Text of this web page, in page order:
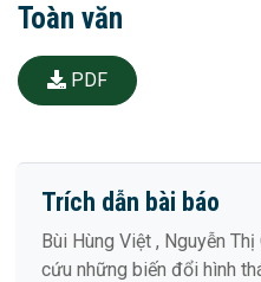
Toàn văn
PDF
Trích dẫn bài báo
Bùi Hùng Việt , Nguyễn
cứu những biến đổi hình